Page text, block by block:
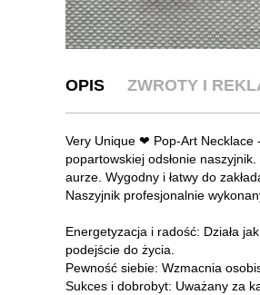
OPIS ZWROTY I
Very Unique ❤ Pop-Art
popartowskiej odsłonie
aurze. Wygodny i łatwy do
Naszyjnik profesjonalnie
Energetyzacja i radość: Działa
podejście do życia.
Pewność siebie: Wzmacnia
Sukces i dobrobyt: Uważany za